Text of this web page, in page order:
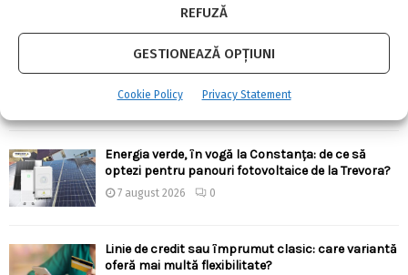
REFUZĂ
GESTIONEAZĂ OPȚIUNI
Cookie Policy Privacy Statement
Top 5 meserii în domeniul construcțiilor
Energia verde, în vogă la Constanța: de ce să
optezi pentru panouri fotovoltaice de la Trevora?
7 august 2026 0
Linie de credit sau împrumut clasic: care variantă
oferă mai multă flexibilitate?